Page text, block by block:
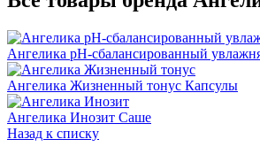
Ангелика рН-сбалансированный
Ангелика Жизненный тонус Капсулы
Ангелика Инозит Саше
Назад к списку